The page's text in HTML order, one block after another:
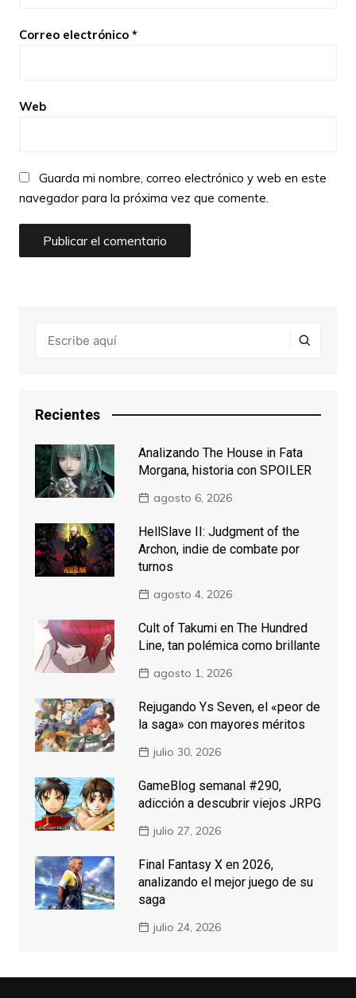
Correo electrónico *
Web
Guarda mi nombre, correo electrónico y web en este
navegador para la próxima vez que comente.
Recientes
Analizando The House in Fata
Morgana, historia con SPOILER
agosto 6, 2026
HellSlave II: Judgment of the
Archon, indie de combate por
turnos
agosto 4, 2026
Cult of Takumi en The Hundred
Line, tan polémica como brillante
agosto 1, 2026
Rejugando Ys Seven, el «peor de
la saga» con mayores méritos
julio 30, 2026
GameBlog semanal #290,
adicción a descubrir viejos JRPG
julio 27, 2026
Final Fantasy X en 2026,
analizando el mejor juego de su
saga
julio 24, 2026